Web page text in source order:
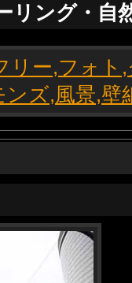
リング・自